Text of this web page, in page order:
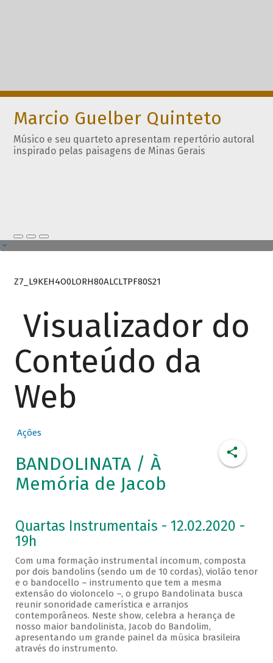
Marcio Guelber Quinteto
Músico e seu quarteto apresentam repertório autoral
inspirado pelas paisagens de Minas Gerais
Z7_L9KEH4O0LORH80ALCLTPF80S21
Visualizador do
Conteúdo da
Web
Ações
BANDOLINATA / À
Memória de Jacob
Quartas Instrumentais - 12.02.2020 -
19h
Com uma formação instrumental incomum, composta
por dois bandolins (sendo um de 10 cordas), violão tenor
e o bandocello – instrumento que tem a mesma
extensão do violoncelo –, o grupo Bandolinata busca
reunir sonoridade camerística e arranjos
contemporâneos. Neste show, celebra a herança de
nosso maior bandolinista, Jacob do Bandolim,
apresentando um grande painel da música brasileira
através do instrumento.